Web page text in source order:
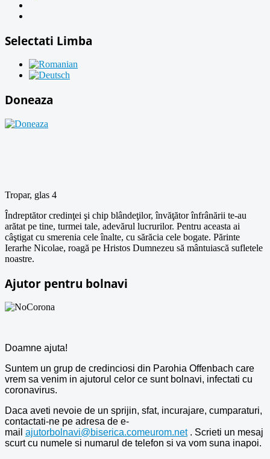
Selectati Limba
Doneaza
Tropar, glas 4
Îndreptător credinţei şi chip blândeţilor, învăţător înfrânării te-au
arătat pe tine, turmei tale, adevărul lucrurilor. Pentru aceasta ai
câştigat cu smerenia cele înalte, cu sărăcia cele bogate. Părinte
Ierarhe Nicolae, roagă pe Hristos Dumnezeu să mântuiască sufletele
noastre.
Ajutor pentru bolnavi
Doamne ajuta!
Suntem un grup de credinciosi din Parohia Offenbach care
vrem sa venim in ajutorul celor ce sunt bolnavi, infectati cu
coronavirus.
Daca aveti nevoie de un sprijin, sfat, incurajare, cumparaturi,
contactati-ne pe adresa de e-
mail ajutorbolnavi@biserica.comeurom.net. Scrieti un mesaj
scurt cu numele si numarul de telefon si va vom suna inapoi.